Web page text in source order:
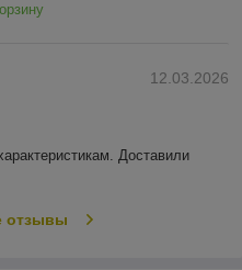
12.03.2026
Доставили
отзывы